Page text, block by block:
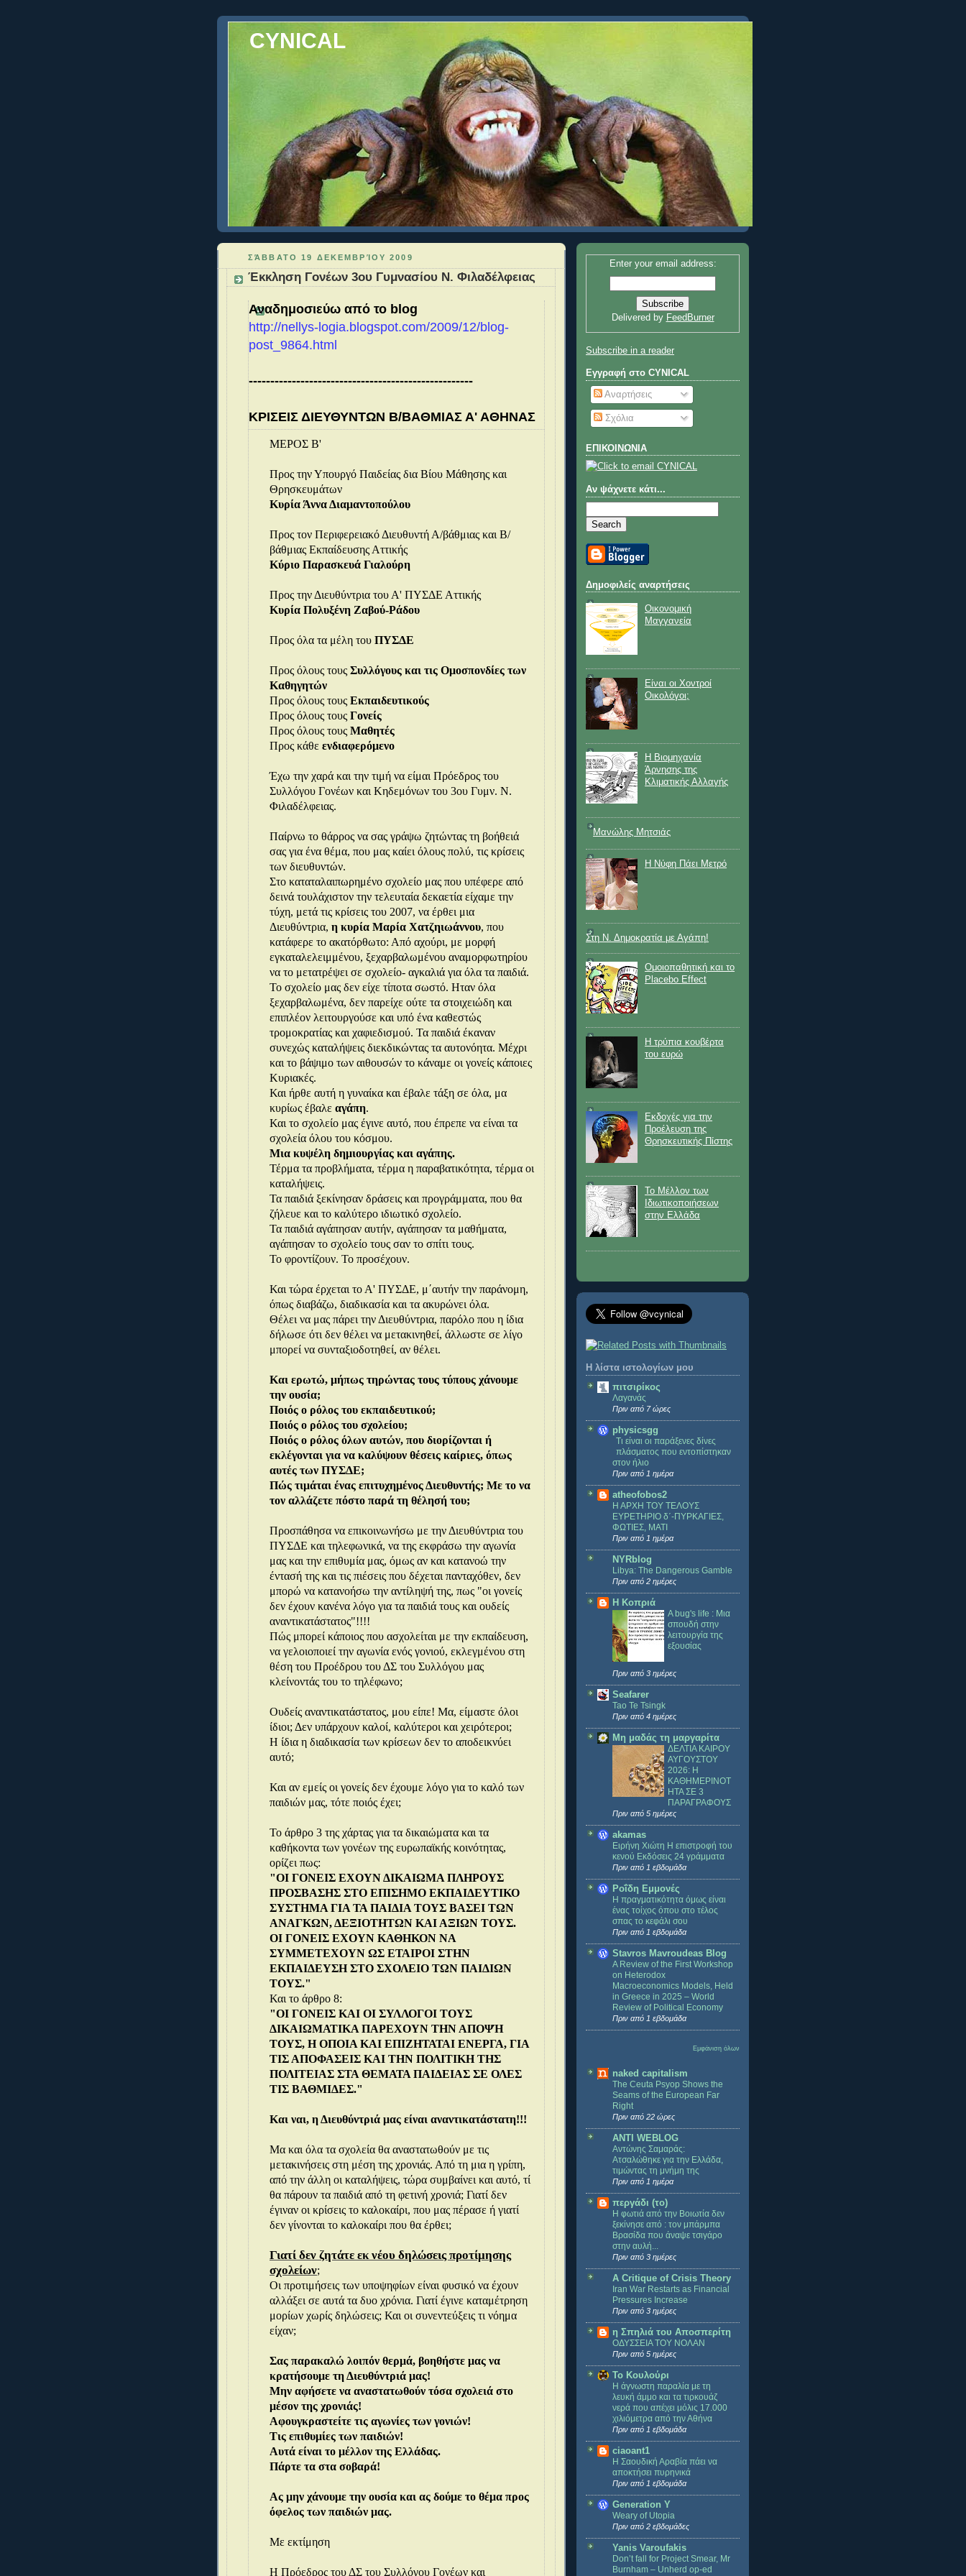
CYNICAL
ΣΆΒΒΑΤΟ 19 ΔΕΚΕΜΒΡΊΟΥ 2009
Έκκληση Γονέων 3ου Γυμνασίου Ν. Φιλαδέλφειας
Αναδημοσιεύω από το blog
http://nellys-logia.blogspot.com/2009/12/blog-
post_9864.html
----------------------------------------------------
ΚΡΙΣΕΙΣ ΔΙΕΥΘΥΝΤΩΝ Β/ΒΑΘΜΙΑΣ Α' ΑΘΗΝΑΣ
ΜΕΡΟΣ Β'
Προς την Υπουργό Παιδείας δια Βίου Μάθησης και
Θρησκευμάτων
Κυρία Άννα Διαμαντοπούλου
Προς τον Περιφερειακό Διευθυντή Α/βάθμιας και Β/
βάθμιας Εκπαίδευσης Αττικής
Κύριο Παρασκευά Γιαλούρη
Προς την Διευθύντρια του Α' ΠΥΣΔΕ Αττικής
Κυρία Πολυξένη Ζαβού-Ράδου
Προς όλα τα μέλη του ΠΥΣΔΕ
Προς όλους τους Συλλόγους και τις Ομοσπονδίες των
Καθηγητών
Προς όλους τους Εκπαιδευτικούς
Προς όλους τους Γονείς
Προς όλους τους Μαθητές
Προς κάθε ενδιαφερόμενο
Έχω την χαρά και την τιμή να είμαι Πρόεδρος του
Συλλόγου Γονέων και Κηδεμόνων του 3ου Γυμν. Ν.
Φιλαδέλφειας.
Παίρνω το θάρρος να σας γράψω ζητώντας τη βοήθειά
σας για ένα θέμα, που μας καίει όλους πολύ, τις κρίσεις
των διευθυντών.
Στο καταταλαιπωρημένο σχολείο μας που υπέφερε από
δεινά τουλάχιστον την τελευταία δεκαετία είχαμε την
τύχη, μετά τις κρίσεις του 2007, να έρθει μια
Διευθύντρια, η κυρία Μαρία Χατζηιωάννου, που
κατάφερε το ακατόρθωτο: Από αχούρι, με μορφή
εγκαταλελειμμένου, ξεχαρβαλωμένου αναμορφωτηρίου
να το μετατρέψει σε σχολείο- αγκαλιά για όλα τα παιδιά.
Το σχολείο μας δεν είχε τίποτα σωστό. Ηταν όλα
ξεχαρβαλωμένα, δεν παρείχε ούτε τα στοιχειώδη και
επιπλέον λειτουργούσε και υπό ένα καθεστώς
τρομοκρατίας και χαφιεδισμού. Τα παιδιά έκαναν
συνεχώς καταλήψεις διεκδικώντας τα αυτονόητα. Μέχρι
και το βάψιμο των αιθουσών το κάναμε οι γονείς κάποιες
Κυριακές.
Και ήρθε αυτή η γυναίκα και έβαλε τάξη σε όλα, μα
κυρίως έβαλε αγάπη.
Και το σχολείο μας έγινε αυτό, που έπρεπε να είναι τα
σχολεία όλου του κόσμου.
Μια κυψέλη δημιουργίας και αγάπης.
Τέρμα τα προβλήματα, τέρμα η παραβατικότητα, τέρμα οι
καταλήψεις.
Τα παιδιά ξεκίνησαν δράσεις και προγράμματα, που θα
ζήλευε και το καλύτερο ιδιωτικό σχολείο.
Τα παιδιά αγάπησαν αυτήν, αγάπησαν τα μαθήματα,
αγάπησαν το σχολείο τους σαν το σπίτι τους.
Το φροντίζουν. Το προσέχουν.
Και τώρα έρχεται το Α' ΠΥΣΔΕ, μ΄αυτήν την παράνομη,
όπως διαβάζω, διαδικασία και τα ακυρώνει όλα.
Θέλει να μας πάρει την Διευθύντρια, παρόλο που η ίδια
δήλωσε ότι δεν θέλει να μετακινηθεί, άλλωστε σε λίγο
μπορεί να συνταξιοδοτηθεί, αν θέλει.
Και ερωτώ, μήπως τηρώντας τους τύπους χάνουμε
την ουσία;
Ποιός ο ρόλος του εκπαιδευτικού;
Ποιός ο ρόλος του σχολείου;
Ποιός ο ρόλος όλων αυτών, που διορίζονται ή
εκλέγονται για να καλύψουν θέσεις καίριες, όπως
αυτές των ΠΥΣΔΕ;
Πώς τιμάται ένας επιτυχημένος Διευθυντής; Με το να
τον αλλάζετε πόστο παρά τη θέλησή του;
Προσπάθησα να επικοινωνήσω με την Διευθύντρια του
ΠΥΣΔΕ και τηλεφωνικά, να της εκφράσω την αγωνία
μας και την επιθυμία μας, όμως αν και κατανοώ την
έντασή της και τις πιέσεις που δέχεται πανταχόθεν, δεν
μπορώ να κατανοήσω την αντίληψή της, πως "οι γονείς
δεν έχουν κανένα λόγο για τα παιδιά τους και ουδείς
αναντικατάστατος"!!!!
Πώς μπορεί κάποιος που ασχολείται με την εκπαίδευση,
να γελοιοποιεί την αγωνία ενός γονιού, εκλεγμένου στη
θέση του Προέδρου του ΔΣ του Συλλόγου μας
κλείνοντάς του το τηλέφωνο;
Ουδείς αναντικατάστατος, μου είπε! Μα, είμαστε όλοι
ίδιοι; Δεν υπάρχουν καλοί, καλύτεροι και χειρότεροι;
Η ίδια η διαδικασία των κρίσεων δεν το αποδεικνύει
αυτό;
Και αν εμείς οι γονείς δεν έχουμε λόγο για το καλό των
παιδιών μας, τότε ποιός έχει;
Το άρθρο 3 της χάρτας για τα δικαιώματα και τα
καθήκοντα των γονέων της ευρωπαϊκής κοινότητας,
ορίζει πως:
"ΟΙ ΓΟΝΕΙΣ ΕΧΟΥΝ ΔΙΚΑΙΩΜΑ ΠΛΗΡΟΥΣ
ΠΡΟΣΒΑΣΗΣ ΣΤΟ ΕΠΙΣΗΜΟ ΕΚΠΑΙΔΕΥΤΙΚΟ
ΣΥΣΤΗΜΑ ΓΙΑ ΤΑ ΠΑΙΔΙΑ ΤΟΥΣ ΒΑΣΕΙ ΤΩΝ
ΑΝΑΓΚΩΝ, ΔΕΞΙΟΤΗΤΩΝ ΚΑΙ ΑΞΙΩΝ ΤΟΥΣ.
ΟΙ ΓΟΝΕΙΣ ΕΧΟΥΝ ΚΑΘΗΚΟΝ ΝΑ
ΣΥΜΜΕΤΕΧΟΥΝ ΩΣ ΕΤΑΙΡΟΙ ΣΤΗΝ
ΕΚΠΑΙΔΕΥΣΗ ΣΤΟ ΣΧΟΛΕΙΟ ΤΩΝ ΠΑΙΔΙΩΝ
ΤΟΥΣ."
Και το άρθρο 8:
"ΟΙ ΓΟΝΕΙΣ ΚΑΙ ΟΙ ΣΥΛΛΟΓΟΙ ΤΟΥΣ
ΔΙΚΑΙΩΜΑΤΙΚΑ ΠΑΡΕΧΟΥΝ ΤΗΝ ΑΠΟΨΉ
ΤΟΥΣ, Η ΟΠΟΙΑ ΚΑΙ ΕΠΙΖΗΤΑΤΑΙ ΕΝΕΡΓΑ, ΓΙΑ
ΤΙΣ ΑΠΟΦΑΣΕΙΣ ΚΑΙ ΤΗΝ ΠΟΛΙΤΙΚΗ ΤΗΣ
ΠΟΛΙΤΕΙΑΣ ΣΤΑ ΘΕΜΑΤΑ ΠΑΙΔΕΙΑΣ ΣΕ ΟΛΕΣ
ΤΙΣ ΒΑΘΜΙΔΕΣ."
Και ναι, η Διευθύντριά μας είναι αναντικατάστατη!!!
Μα και όλα τα σχολεία θα αναστατωθούν με τις
μετακινήσεις στη μέση της χρονιάς. Από τη μια η γρίπη,
από την άλλη οι καταλήψεις, τώρα συμβαίνει και αυτό, τί
θα πάρουν τα παιδιά από τη φετινή χρονιά; Γιατί δεν
έγιναν οι κρίσεις το καλοκαίρι, που μας πέρασε ή γιατί
δεν γίνονται το καλοκαίρι που θα έρθει;
Γιατί δεν ζητάτε εκ νέου δηλώσεις προτίμησης
σχολείων;
Οι προτιμήσεις των υποψηφίων είναι φυσικό να έχουν
αλλάξει σε αυτά τα δυο χρόνια. Γιατί έγινε καταμέτρηση
μορίων χωρίς δηλώσεις; Και οι συνεντεύξεις τι νόημα
είχαν;
Σας παρακαλώ λοιπόν θερμά, βοηθήστε μας να
κρατήσουμε τη Διευθύντριά μας!
Μην αφήσετε να αναστατωθούν τόσα σχολειά στο
μέσον της χρονιάς!
Αφουγκραστείτε τις αγωνίες των γονιών!
Τις επιθυμίες των παιδιών!
Αυτά είναι το μέλλον της Ελλάδας.
Πάρτε τα στα σοβαρά!
Ας μην χάνουμε την ουσία και ας δούμε το θέμα προς
όφελος των παιδιών μας.
Με εκτίμηση
Η Πρόεδρος του ΔΣ του Συλλόγου Γονέων και
Enter your email address:
Delivered by FeedBurner
Subscribe in a reader
Εγγραφή στο CYNICAL
Αναρτήσεις
Σχόλια
ΕΠΙΚΟΙΝΩΝΙΑ
Αν ψάχνετε κάτι...
Δημοφιλείς αναρτήσεις
Οικονομική
Μαγγανεία
Είναι οι Χοντροί
Οικολόγοι;
Η Βιομηχανία
Άρνησης της
Κλιματικής Αλλαγής
Μανώλης Μητσιάς
Η Nύφη Πάει Μετρό
Στη Ν. Δημοκρατία με Αγάπη!
Ομοιοπαθητική και το
Placebo Effect
Η τρύπια κουβέρτα
του ευρώ
Εκδοχές για την
Προέλευση της
Θρησκευτικής Πίστης
Το Μέλλον των
Ιδιωτικοποιήσεων
στην Ελλάδα
Η λίστα ιστολογίων μου
πιτσιρίκος
Λαγανάς
Πριν από 7 ώρες
physicsgg
Τι είναι οι παράξενες δίνες
πλάσματος που εντοπίστηκαν
στον ήλιο
Πριν από 1 ημέρα
atheofobos2
Η ΑΡΧΗ ΤΟΥ ΤΕΛΟΥΣ
ΕΥΡΕΤΗΡΙΟ δ΄-ΠΥΡΚΑΓΙΕΣ,
ΦΩΤΙΕΣ, ΜΑΤΙ
Πριν από 1 ημέρα
NYRblog
Libya: The Dangerous Gamble
Πριν από 2 ημέρες
Η Κοπριά
A bug's life : Μια
σπουδή στην
λειτουργία της
εξουσίας
Πριν από 3 ημέρες
Seafarer
Tao Te Tsingk
Πριν από 4 ημέρες
Μη μαδάς τη μαργαρίτα
ΔΕΛΤΙΑ ΚΑΙΡΟΥ
ΑΥΓΟΥΣΤΟΥ
2026: Η
ΚΑΘΗΜΕΡΙΝΟΤ
ΗΤΑ ΣΕ 3
ΠΑΡΑΓΡΑΦΟΥΣ
Πριν από 5 ημέρες
akamas
Ειρήνη Χιώτη Η επιστροφή του
κενού Εκδόσεις 24 γράμματα
Πριν από 1 εβδομάδα
Ροΐδη Εμμονές
Η πραγματικότητα όμως είναι
ένας τοίχος όπου στο τέλος
σπας το κεφάλι σου
Πριν από 1 εβδομάδα
Stavros Mavroudeas Blog
A Review of the First Workshop
on Heterodox
Macroeconomics Models, Held
in Greece in 2025 – World
Review of Political Economy
Πριν από 1 εβδομάδα
Εμφάνιση όλων
naked capitalism
The Ceuta Psyop Shows the
Seams of the European Far
Right
Πριν από 22 ώρες
ANTI WEBLOG
Αντώνης Σαμαράς:
Ατσαλώθηκε για την Ελλάδα,
τιμώντας τη μνήμη της
Πριν από 1 ημέρα
περγάδι (το)
Η φωτιά από την Βοιωτία δεν
ξεκίνησε από : τον μπάρμπα
Βρασίδα που άναψε τσιγάρο
στην αυλή...
Πριν από 3 ημέρες
A Critique of Crisis Theory
Iran War Restarts as Financial
Pressures Increase
Πριν από 3 ημέρες
η Σπηλιά του Αποσπερίτη
ΟΔΥΣΣΕΙΑ ΤΟΥ ΝΟΛΑΝ
Πριν από 5 ημέρες
Το Κουλούρι
Η άγνωστη παραλία με τη
λευκή άμμο και τα τιρκουάζ
νερά που απέχει μόλις 17.000
χιλιόμετρα από την Αθήνα
Πριν από 1 εβδομάδα
ciaoant1
Η Σαουδική Αραβία πάει να
αποκτήσει πυρηνικά
Πριν από 1 εβδομάδα
Generation Y
Weary of Utopia
Πριν από 2 εβδομάδες
Yanis Varoufakis
Don’t fall for Project Smear, Mr
Burnham – Unherd op-ed